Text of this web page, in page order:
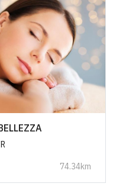
74.34km